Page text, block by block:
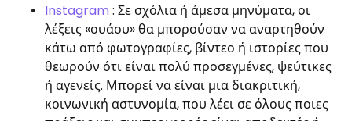
Instagram : Σε σχόλια ή άμεσα μηνύματα, οι
λέξεις «ουάου» θα μπορούσαν να αναρτηθούν
κάτω από φωτογραφίες, βίντεο ή ιστορίες που
θεωρούν ότι είναι πολύ προσεγμένες, ψεύτικες
ή αγενείς. Μπορεί να είναι μια διακριτική,
κοινωνική αστυνομία, που λέει σε όλους ποιες